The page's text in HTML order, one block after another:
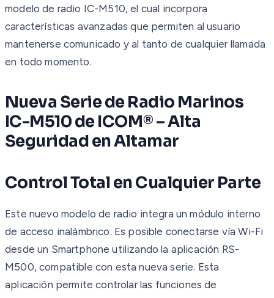
modelo de radio IC-M510, el cual incorpora
características avanzadas que permiten al usuario
mantenerse comunicado y al tanto de cualquier llamada
en todo momento.
Nueva Serie de Radio Marinos
IC-M510 de ICOM® – Alta
Seguridad en Altamar
Control Total en Cualquier Parte
Este nuevo modelo de radio integra un módulo interno
de acceso inalámbrico. Es posible conectarse vía Wi-Fi
desde un Smartphone utilizando la aplicación RS-
M500, compatible con esta nueva serie. Esta
aplicación permite controlar las funciones de